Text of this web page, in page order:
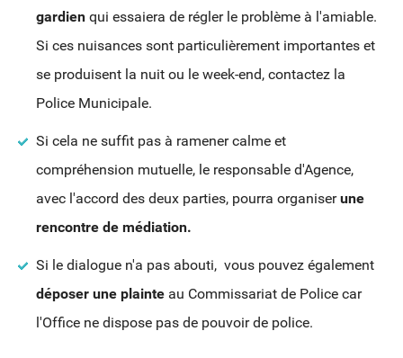
gardien qui essaiera de régler le problème à l'amiable.
Si ces nuisances sont particulièrement importantes et
se produisent la nuit ou le week-end, contactez la
Police Municipale.
Si cela ne suffit pas à ramener calme et
compréhension mutuelle, le responsable d'Agence,
avec l'accord des deux parties, pourra organiserune
rencontre de médiation.
Si le dialogue n'a pas abouti, vous pouvez également
déposer une plainte au Commissariat de Police car
l'Office ne dispose pas de pouvoir de police.